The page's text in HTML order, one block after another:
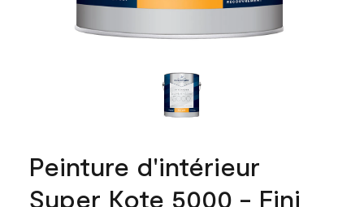
Peinture d'intérieur
Super Kote 5000 - Fini